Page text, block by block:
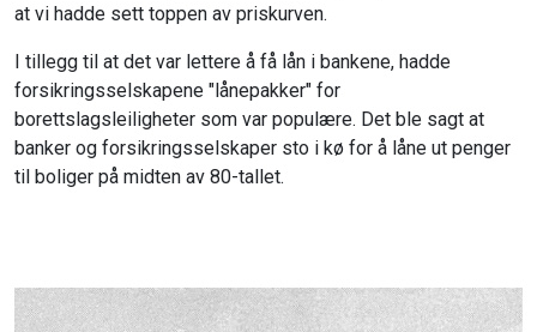
at vi hadde sett toppen av priskurven.
I tillegg til at det var lettere å få lån i bankene, hadde
forsikringsselskapene "lånepakker" for
borettslagsleiligheter som var populære. Det ble sagt at
banker og forsikringsselskaper sto i kø for å låne ut penger
til boliger på midten av 80-tallet.